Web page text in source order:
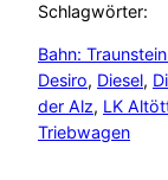
Schlagwörter:
Bahn:
Desiro, Diesel,
der Alz, LK
Triebwagen